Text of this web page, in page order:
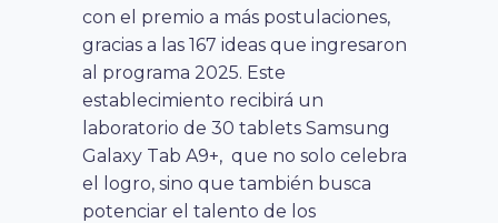
con el premio a más postulaciones,
gracias a las 167 ideas que ingresaron
al programa 2025. Este
establecimiento recibirá un
laboratorio de 30 tablets Samsung
Galaxy Tab A9+, que no solo celebra
el logro, sino que también busca
potenciar el talento de los